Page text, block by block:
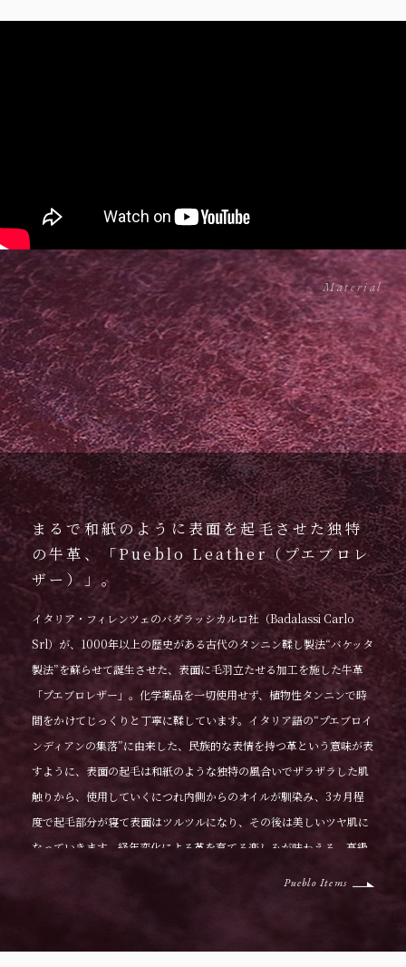
Material
まるで和紙のように表面を起毛させた独特
の牛革、「Pueblo Leather（プエブロレ
ザー）」。
イタリア・フィレンツェのバダラッシカルロ社（Badalassi Carlo
Srl）が、1000年以上の歴史がある古代のタンニン鞣し製法“バケッタ
製法”を蘇らせて誕生させた、表面に毛羽立たせる加工を施した牛革
「プエブロレザー」。化学薬品を一切使用せず、植物性タンニンで時
間をかけてじっくりと丁寧に鞣しています。イタリア語の“プエブロイ
ンディアンの集落”に由来した、民族的な表情を持つ革という意味が表
すように、表面の起毛は和紙のような独特の風合いでザラザラした肌
触りから、使用していくにつれ内側からのオイルが馴染み、3カ月程
度で起毛部分が寝て表面はツルツルになり、その後は美しいツヤ肌に
なっていきます。経年変化による革を育てる楽しみが味わえる、高級
Pueblo Items